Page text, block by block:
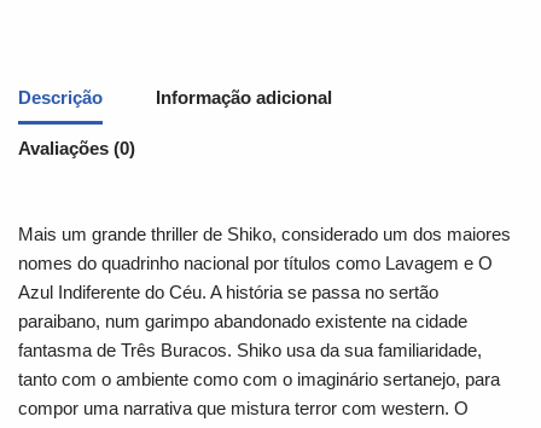
Descrição Informação adicional
Avaliações (0)
Mais um grande thriller de Shiko​, considerado um dos maiores
nomes do quadrinho nacional por ​títulos como Lavagem e O
Azul Indiferente do Céu. A história se passa no sertão
paraibano, num garimpo abandonado existente na cidade
fantasma de Três Buracos. Shiko usa da sua familiaridade,
tanto com o ambiente como com o imaginário sertanejo, para
compor uma narrativa que mistura terror com western. O